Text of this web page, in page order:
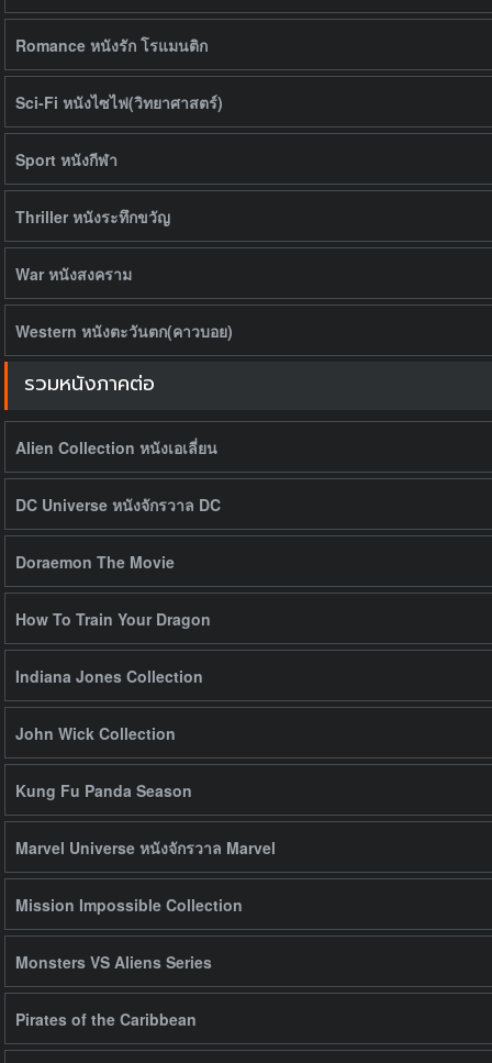
Romance หนังรัก โรแมนติก
Sci-Fi หนังไซไฟ(วิทยาศาสตร์)
Sport หนังกีฬา
Thriller หนังระทึกขวัญ
War หนังสงคราม
Western หนังตะวันตก(คาวบอย)
รวมหนังภาคต่อ
Alien Collection หนังเอเลี่ยน
DC Universe หนังจักรวาล DC
Doraemon The Movie
How To Train Your Dragon
Indiana Jones Collection
John Wick Collection
Kung Fu Panda Season
Marvel Universe หนังจักรวาล Marvel
Mission Impossible Collection
Monsters VS Aliens Series
Pirates of the Caribbean